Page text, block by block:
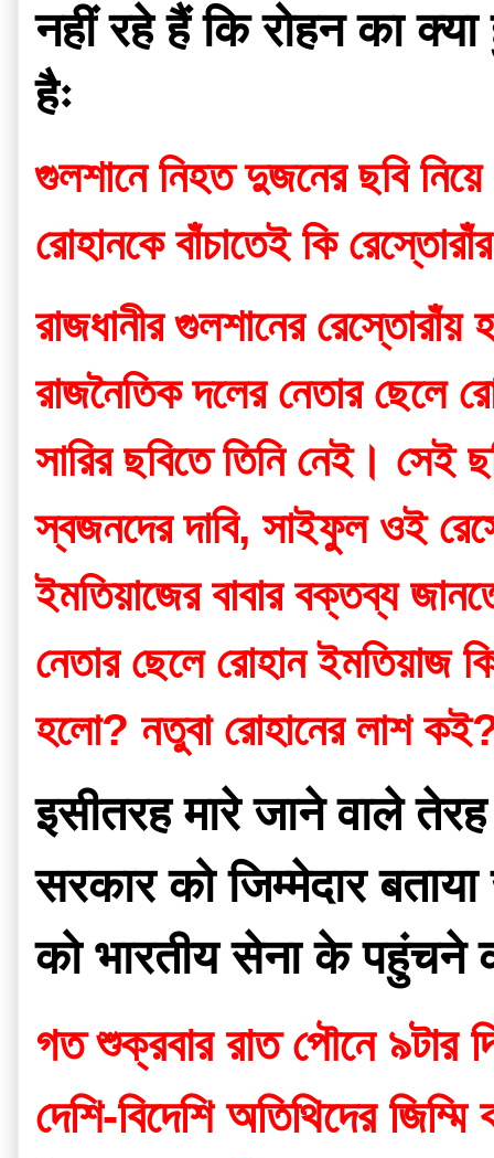
नहीं रहे हैं कि रोहन का
हैः
গুলশানে নিহত দুজনের ছবি
রোহানকে বাঁচাতেই কি
রাজধানীর গুলশানের রেস্তোরাঁয়
রাজনৈতিক দলের নেতার ছেলে
সারির ছবিতে তিনি নেই। সেই
স্বজনদের দাবি, সাইফুল ওই
ইমতিয়াজের বাবার বক্তব্য
নেতার ছেলে রোহান ইমতিয়াজ
হলো? নতুবা রোহানের লাশ
इसीतरह मारे जाने वाले
सरकार को जिम्मेदार
को भारतीय सेना के पहुंचने
গত শুক্রবার রাত পৌনে ৯টার
দেশি-বিদেশি অতিথিদের